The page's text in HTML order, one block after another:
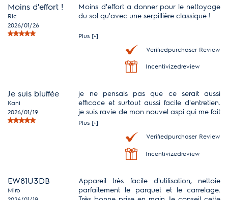
Moins d'effort !
Ric
2026/01/26
Moins d'effort a donner pour le nettoyage
du sol qu'avec une serpillière classique !
Plus [+]
Verifiedpurchaser Review
Incentivizedreview
Je suis bluffée
Kani
2026/01/19
je ne pensais pas que ce serait aussi
efficace et surtout aussi facile d'entretien.
je suis ravie de mon nouvel aspi qui me fait
gagné un temps fou !
Plus [+]
Verifiedpurchaser Review
Incentivizedreview
EW81U3DB
Miro
Appareil très facile d'utilisation, nettoie
parfaitement le parquet et le carrelage.